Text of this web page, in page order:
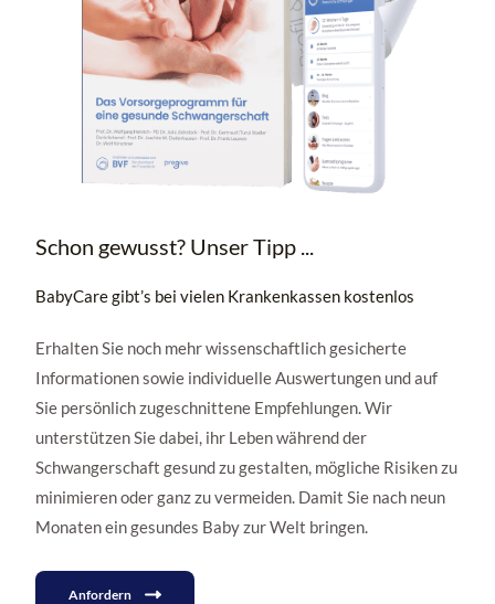
Schon gewusst? Unser Tipp ...
BabyCare gibt’s bei vielen Krankenkassen kostenlos
Erhalten Sie noch mehr wissenschaftlich gesicherte
Informationen sowie individuelle Auswertungen und auf
Sie persönlich zugeschnittene Empfehlungen. Wir
unterstützen Sie dabei, ihr Leben während der
Schwangerschaft gesund zu gestalten, mögliche Risiken zu
minimieren oder ganz zu vermeiden. Damit Sie nach neun
Monaten ein gesundes Baby zur Welt bringen.
Anfordern